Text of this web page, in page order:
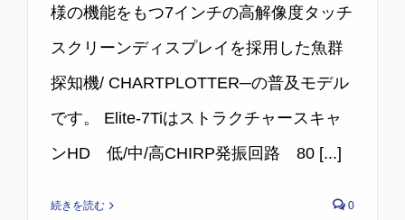
様の機能をもつ7インチの高解像度タッチ
スクリーンディスプレイを採用した魚群
探知機/ CHARTPLOTTER─の普及モデル
です。 Elite-7Tiはストラクチャースキャ
ンHD 低/中/高CHIRP発振回路 80 [...]
続きを読む 0